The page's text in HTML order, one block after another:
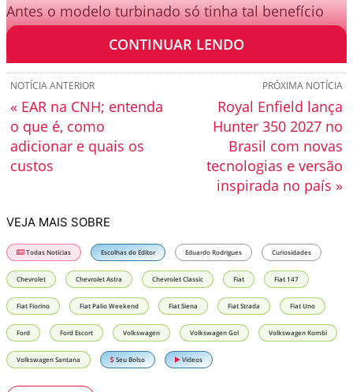
Antes o modelo turbinado só tinha tal benefício
com com o câmbio manual.
CONTINUAR LENDO
PRÓXIMA NOTÍCIA
Royal Enfield lança
Hunter 350 2027 no
Brasil com novas
tecnologias e versão
inspirada no país »
NOTÍCIA ANTERIOR
« EAR na CNH; entenda
o que é, como
adicionar e quais os
custos
VEJA MAIS SOBRE
Todas Notícias Escolhas do Editor Eduardo Rodrigues Curiosidades
Chevrolet Chevrolet Astra Chevrolet Classic Fiat Fiat 147
Fiat Fiorino Fiat Palio Weekend Fiat Siena Fiat Strada Fiat Uno
Ford Ford Escort Volkswagen Volkswagen Gol Volkswagen Kombi
Volkswagen Santana Seu Bolso Vídeos